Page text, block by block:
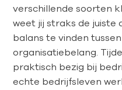
verschillende soorten
weet jij straks de juiste
balans te vinden
organisatiebelang.
praktisch bezig bij
echte bedrijfsleven